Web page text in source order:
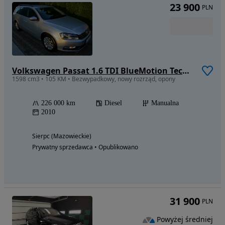
Volkswagen Passat 1.6 TDI BlueMotion Technology Highline
1598 cm3 • 105 KM • Bezwypadkowy, nowy rozrząd, opony
226 000 km Diesel
Manualna
2010
Sierpc (Mazowieckie)
Prywatny sprzedawca • Opublikowano
23 900 PLN
31 900 PLN
Powyżej średniej